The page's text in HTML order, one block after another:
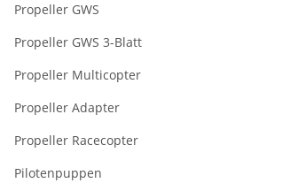
Propeller GWS
Propeller GWS 3-Blatt
Propeller Multicopter
Propeller Adapter
Propeller Racecopter
Pilotenpuppen